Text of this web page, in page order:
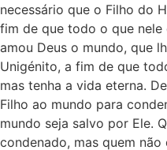
necessário que o Filho do
fim de que todo o que nele
amou Deus o mundo, que
Unigénito, a fim de que
mas tenha a vida eterna.
Filho ao mundo para
mundo seja salvo por Ele.
condenado, mas quem